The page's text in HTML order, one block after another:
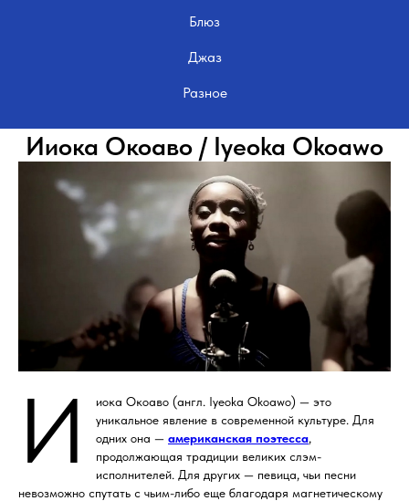
Блюз
Джаз
Разное
Ииока Окоаво / Iyeoka Okoawo
И
иока Окоаво (англ. Iyeoka Okoawo) — это
уникальное явление в современной культуре. Для
одних она — американская поэтесса,
продолжающая традиции великих слэм-
исполнителей. Для других — певица, чьи песни
невозможно спутать с чьим-либо еще благодаря магнетическому